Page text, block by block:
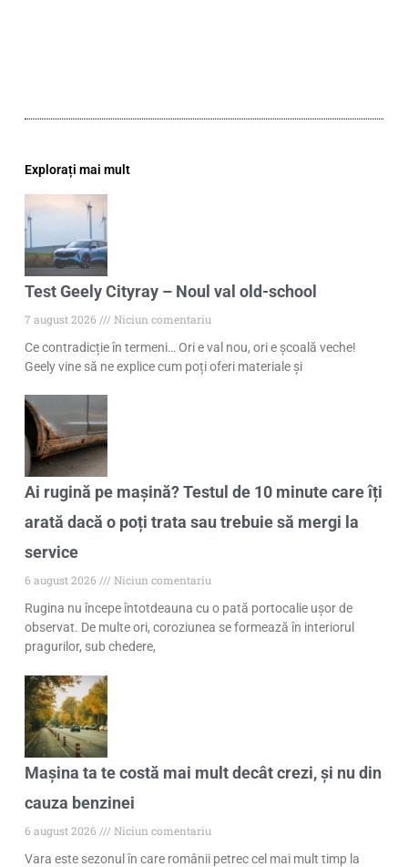
Explorați mai mult
Test Geely Cityray – Noul val old-school
7 august 2026
Niciun comentariu
Ce contradicție în termeni… Ori e val nou, ori e școală veche!
Geely vine să ne explice cum poți oferi materiale și
Ai rugină pe mașină? Testul de 10 minute care îți
arată dacă o poți trata sau trebuie să mergi la
service
6 august 2026
Niciun comentariu
Rugina nu începe întotdeauna cu o pată portocalie ușor de
observat. De multe ori, coroziunea se formează în interiorul
pragurilor, sub chedere,
Mașina ta te costă mai mult decât crezi, și nu din
cauza benzinei
6 august 2026
Niciun comentariu
Vara este sezonul în care românii petrec cel mai mult timp la